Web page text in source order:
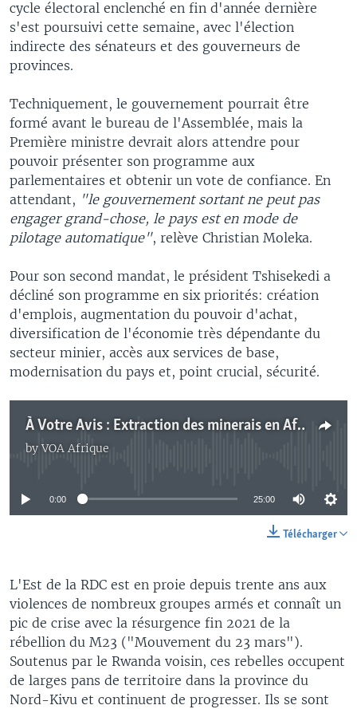
cycle électoral enclenché en fin d'année dernière
s'est poursuivi cette semaine, avec l'élection
indirecte des sénateurs et des gouverneurs de
provinces.
Techniquement, le gouvernement pourrait être
formé avant le bureau de l'Assemblée, mais la
Première ministre devrait alors attendre pour
pouvoir présenter son programme aux
parlementaires et obtenir un vote de confiance. En
attendant, "le gouvernement sortant ne peut pas
engager grand-chose, le pays est en mode de
pilotage automatique", relève Christian Moleka.
Pour son second mandat, le président Tshisekedi a
décliné son programme en six priorités: création
d'emplois, augmentation du pouvoir d'achat,
diversification de l'économie très dépendante du
secteur minier, accès aux services de base,
modernisation du pays et, point crucial, sécurité.
À Votre Avis : Extraction des minerais en Afrique
byVOA Afrique
No media source currently available
0:00 25:00
Télécharger
L'Est de la RDC est en proie depuis trente ans aux
violences de nombreux groupes armés et connaît un
pic de crise avec la résurgence fin 2021 de la
rébellion du M23 ("Mouvement du 23 mars").
Soutenus par le Rwanda voisin, ces rebelles occupent
de larges pans de territoire dans la province du
Nord-Kivu et continuent de progresser. Ils se sont